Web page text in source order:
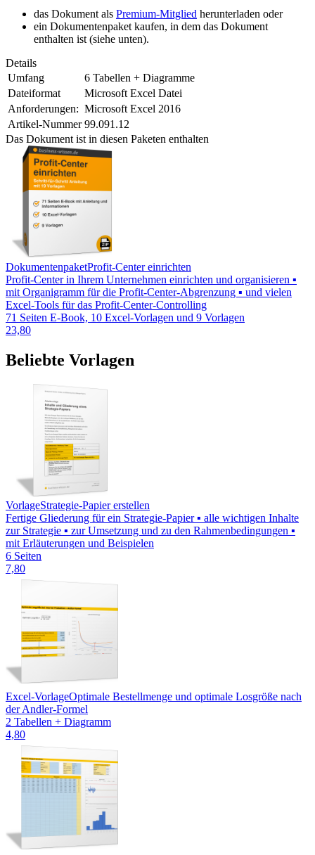
das Dokument als Premium-Mitglied herunterladen oder
ein Dokumentenpaket kaufen, in dem das Dokument
enthalten ist (siehe unten).
Details
Umfang
6 Tabellen + Diagramme
Dateiformat
Microsoft Excel Datei
Anforderungen: Microsoft Excel 2016
Artikel-Nummer 99.091.12
Das Dokument ist in diesen Paketen enthalten
DokumentenpaketProfit-Center einrichten
Profit-Center in Ihrem Unternehmen einrichten und organisieren ▪
mit Organigramm für die Profit-Center-Abgrenzung ▪ und vielen
Excel-Tools für das Profit-Center-Controlling
71 Seiten E-Book, 10 Excel-Vorlagen und 9 Vorlagen
23,80
Beliebte Vorlagen
VorlageStrategie-Papier erstellen
Fertige Gliederung für ein Strategie-Papier ▪ alle wichtigen Inhalte
zur Strategie ▪ zur Umsetzung und zu den Rahmenbedingungen ▪
mit Erläuterungen und Beispielen
6 Seiten
7,80
Excel-VorlageOptimale Bestellmenge und optimale Losgröße nach
der Andler-Formel
2 Tabellen + Diagramm
4,80